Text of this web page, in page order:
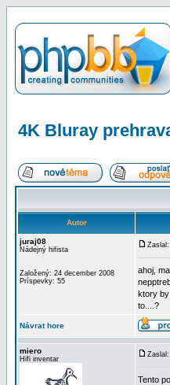
4K Bluray
Autor
juraj08
Nádejný hifista
Založený: 24 december 2008
Príspevky: 55
ahoj,
ktory by
to....?
Návrat hore
miero
Hifi inventar
Tento